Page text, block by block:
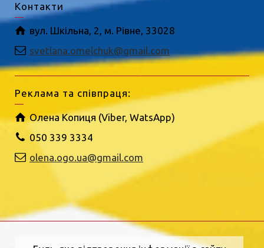
Контакти
вул. Шкільна, 2, м. Рівне, 33028
svetlana.omelchuk@gmail.com
Реклама та співпраця:
Олена Копиця (Viber, WatsApp)
050 339 3334
olena.ogo.ua@gmail.com